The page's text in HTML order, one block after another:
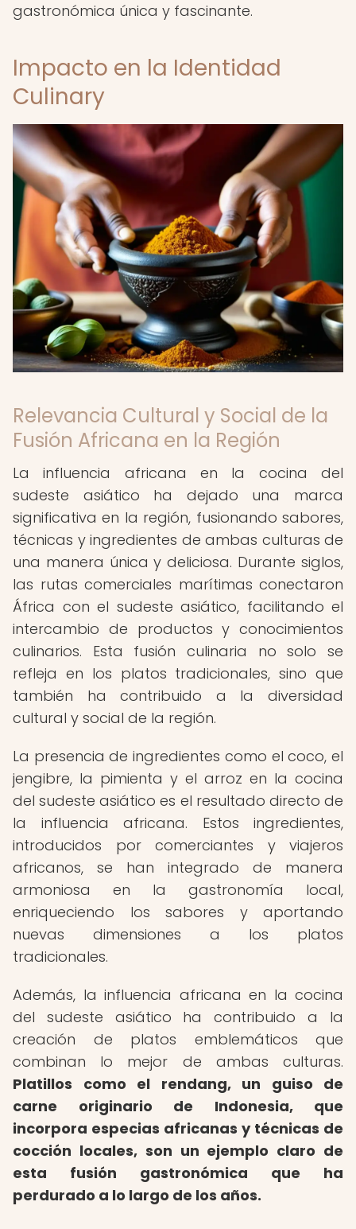
gastronómica única y fascinante.
Impacto en la Identidad
Culinary
Relevancia Cultural y Social de la
Fusión Africana en la Región
La influencia africana en la cocina del
sudeste asiático ha dejado una marca
significativa en la región, fusionando sabores,
técnicas y ingredientes de ambas culturas de
una manera única y deliciosa. Durante siglos,
las rutas comerciales marítimas conectaron
África con el sudeste asiático, facilitando el
intercambio de productos y conocimientos
culinarios. Esta fusión culinaria no solo se
refleja en los platos tradicionales, sino que
también ha contribuido a la diversidad
cultural y social de la región.
La presencia de ingredientes como el coco, el
jengibre, la pimienta y el arroz en la cocina
del sudeste asiático es el resultado directo de
la influencia africana. Estos ingredientes,
introducidos por comerciantes y viajeros
africanos, se han integrado de manera
armoniosa en la gastronomía local,
enriqueciendo los sabores y aportando
nuevas dimensiones a los platos
tradicionales.
Además, la influencia africana en la cocina
del sudeste asiático ha contribuido a la
creación de platos emblemáticos que
combinan lo mejor de ambas culturas.
Platillos como el rendang, un guiso de
carne originario de Indonesia, que
incorpora especias africanas y técnicas de
cocción locales, son un ejemplo claro de
esta fusión gastronómica que ha
perdurado a lo largo de los años.